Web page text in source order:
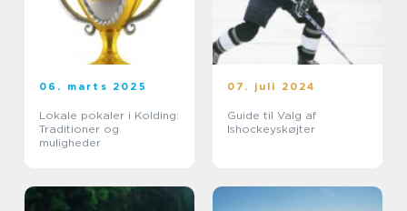
06. marts 2025
Lokale pokaler i Kolding:
Traditioner og
muligheder
07. juli 2024
Guide til Valg af
Ishockeyskøjter